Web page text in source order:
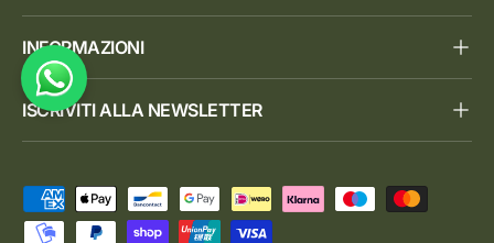
INFORMAZIONI
ISCRIVITI ALLA NEWSLETTER
Metodi di pagamento accettati